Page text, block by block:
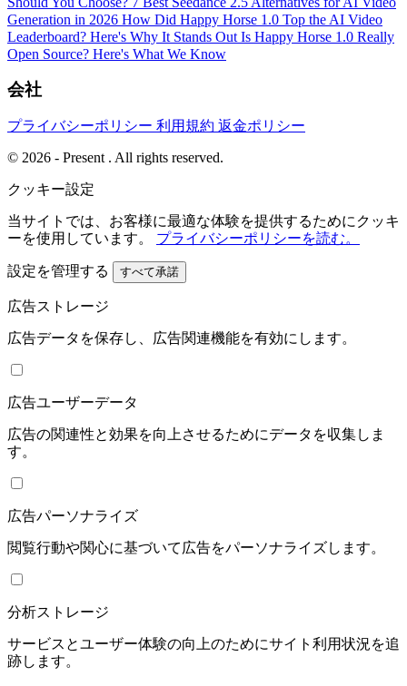
Generation in 2026 How Did Happy Horse 1.0 Top the AI Video
Leaderboard? Here's Why It Stands Out Is Happy Horse 1.0 Really
Open Source? Here's What We Know
会社
プライバシーポリシー 利用規約 返金ポリシー
© 2026 - Present . All rights reserved.
クッキー設定
当サイトでは、お客様に最適な体験を提供するためにクッキ
ーを使用しています。 プライバシーポリシーを読む。
設定を管理する すべて承諾
広告ストレージ
広告データを保存し、広告関連機能を有効にします。
広告ユーザーデータ
広告の関連性と効果を向上させるためにデータを収集しま
す。
広告パーソナライズ
閲覧行動や関心に基づいて広告をパーソナライズします。
分析ストレージ
サービスとユーザー体験の向上のためにサイト利用状況を追
跡します。